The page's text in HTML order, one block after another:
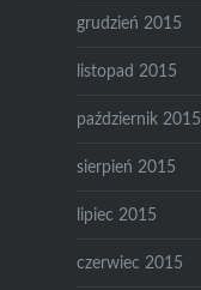
grudzień 2015
listopad 2015
październik 2015
sierpień 2015
lipiec 2015
czerwiec 2015